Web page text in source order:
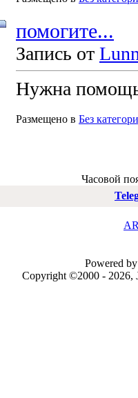
помогите...
Запись от
Нужна
Размещено в Без
Часовой
Powered
Copyright ©2000 - 2026,